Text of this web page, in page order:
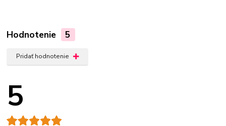
Hodnotenie 5
Pridať hodnotenie
5